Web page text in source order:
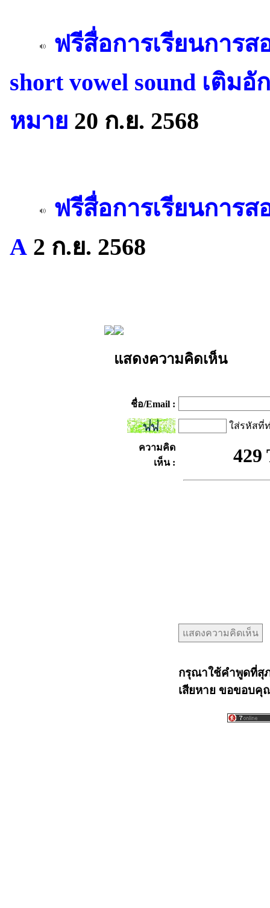
ฟรีสื่อการเรียนการส
short vowel sound เติม
หมาย 20 ก.ย. 2568
ฟรีสื่อการเรียนการส
A 2 ก.ย. 2568
แสดงความคิดเห็น
ชื่อ/Email :
ใส่รหัสที่
ความคิด
เห็น :
กรุณาใช้คำพูดที่สุ
เสียหาย ขอขอบคุ